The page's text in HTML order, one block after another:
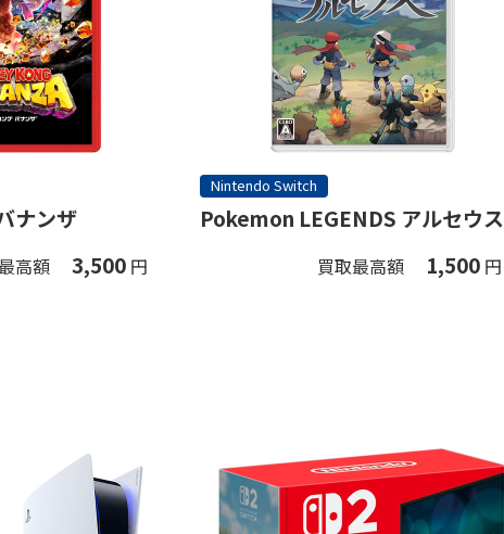
ナンザ
高額 3,500 円
Nintendo Switch
Pokemon LEGENDS アルセウス
買取最高額 1,500 円